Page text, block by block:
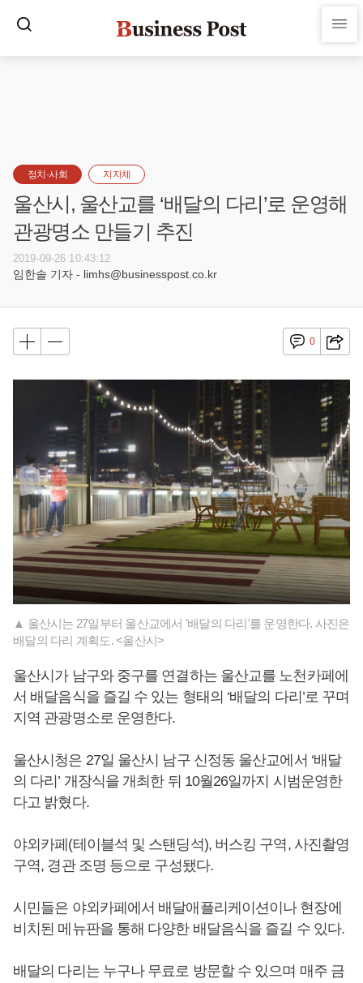
정치·사회 지자체
울산시, 울산교를 ‘배달의 다리’로 운영해
관광명소 만들기 추진
2019-09-26 10:43:12
임한솔 기자 - limhs@businesspost.co.kr
0
▲ 울산시는 27일부터 울산교에서 '배달의 다리'를 운영한다. 사진은
배달의 다리 계획도. <울산시>
울산시가 남구와 중구를 연결하는 울산교를 노천카페에
서 배달음식을 즐길 수 있는 형태의 ‘배달의 다리’로 꾸며
지역 관광명소로 운영한다.
울산시청은 27일 울산시 남구 신정동 울산교에서 ‘배달
의 다리’ 개장식을 개최한 뒤 10월26일까지 시범운영한
다고 밝혔다.
야외카페(테이블석 및 스탠딩석), 버스킹 구역, 사진촬영
구역, 경관 조명 등으로 구성됐다.
시민들은 야외카페에서 배달애플리케이션이나 현장에
비치된 메뉴판을 통해 다양한 배달음식을 즐길 수 있다.
배달의 다리는 누구나 무료로 방문할 수 있으며 매주 금